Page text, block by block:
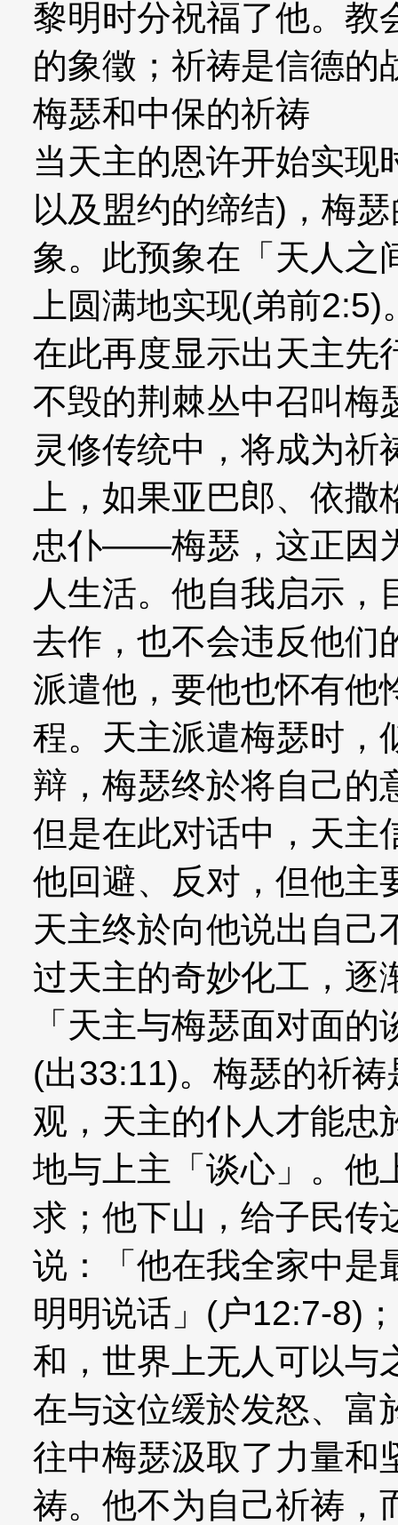
黎明时分祝福了他。教
的象徵；祈祷是信德的
梅瑟和中保的祈祷
当天主的恩许开始实现
以及盟约的缔结)，梅
象。此预象在「天人
上圆满地实现(弟前2:5)
在此再度显示出天主先
不毁的荆棘丛中召叫梅
灵修传统中，将成为祈
上，如果亚巴郎、依
忠仆——梅瑟，这正因
人生活。他自我启示
去作，也不会违反他们
派遣他，要他也怀有他
程。天主派遣梅瑟时，
辩，梅瑟终於将自己的
但是在此对话中，天主
他回避、反对，但他主
天主终於向他说出自己
过天主的奇妙化工，逐
「天主与梅瑟面对面
(出33:11)。梅瑟的祈
观，天主的仆人才能忠
地与上主「谈心」。他
求；他下山，给子民传
说：「他在我全家中是
明明说话」(户12:7-8)
和，世界上无人可以与
在与这位缓於发怒、富
往中梅瑟汲取了力量和
祷。他不为自己祈祷，